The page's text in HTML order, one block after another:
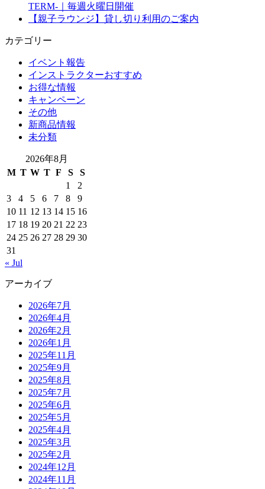
TERM-｜毎週火曜日開催
【親子ラウンジ】貸し切り利用のご案内
カテゴリー
イベント報告
インストラクターおすすめ
お得な情報
キャンペーン
その他
新商品情報
未分類
2026年8月
M T W T F S
S
1
2
3
4 5 6 7 8
9
10 11 12 13 14 15 16
17 18 19 20 21 22 23
24 25 26 27 28 29 30
31
« Jul
アーカイブ
2026年7月
2026年4月
2026年2月
2026年1月
2025年11月
2025年9月
2025年8月
2025年7月
2025年6月
2025年5月
2025年4月
2025年3月
2025年2月
2024年12月
2024年11月